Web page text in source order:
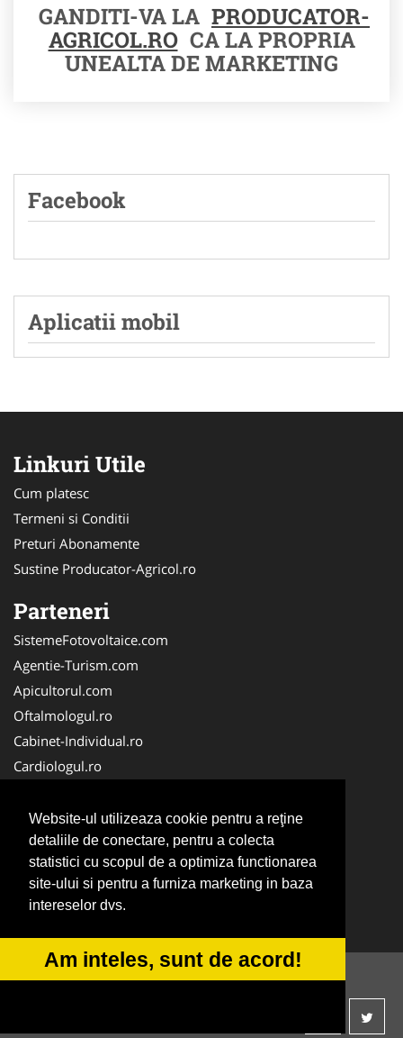
Website-ul utilizeaza cookie pentru a reţine
detaliile de conectare, pentru a colecta
statistici cu scopul de a optimiza functionarea
site-ului si pentru a furniza marketing in baza
intereselor dvs.
Am inteles, sunt de acord!
GANDITI-VA LA PRODUCATOR-
AGRICOL.RO CA LA PROPRIA
UNEALTA DE MARKETING
Facebook
Aplicatii mobil
Linkuri Utile
Cum platesc
Termeni si Conditii
Preturi Abonamente
Sustine Producator-Agricol.ro
Parteneri
SistemeFotovoltaice.com
Agentie-Turism.com
Apicultorul.com
Oftalmologul.ro
Cabinet-Individual.ro
Cardiologul.ro
CramaVinuri.ro
Centru-Copiere.ro
CentruInchirieri.ro
Medic-Bun.com
© 2014-2026 -ANPC SOL